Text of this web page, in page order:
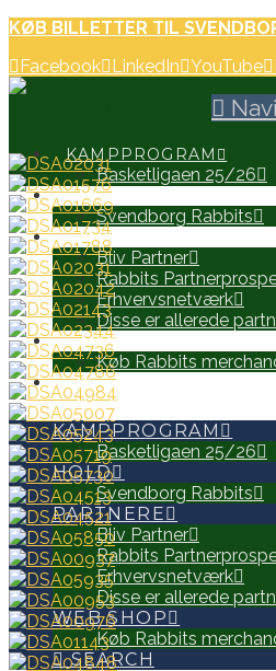
KØB BILLETTER TIL
Facebook LinkedIn YouTube
KAMPPROGRAM
Basketligaen 25/26
HOLD
Svendborg Rabbits
PARTNERE
Bliv Partner
Rabbits
Erhvervsnetværk
Disse er allerede
WEB SHOP
Køb Rabbits
SEARCH
KAMPPROGRAM
Basketligaen 25/26
HOLD
Svendborg Rabbits
PARTNERE
Bliv Partner
Rabbits
Erhvervsnetværk
Disse er allerede
WEB SHOP
Køb Rabbits
SEARCH